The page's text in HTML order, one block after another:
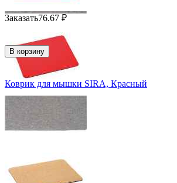
Заказать76.67 ₽
В корзину
Коврик для мышки SIRA, Красный